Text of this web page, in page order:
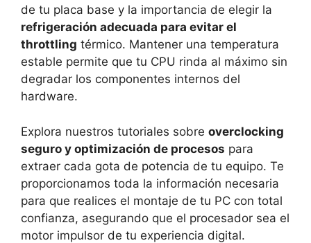
de tu placa base y la importancia de elegir la
refrigeración adecuada para evitar el
throttling térmico. Mantener una temperatura
estable permite que tu CPU rinda al máximo sin
degradar los componentes internos del
hardware.
Explora nuestros tutoriales sobre overclocking
seguro y optimización de procesos para
extraer cada gota de potencia de tu equipo. Te
proporcionamos toda la información necesaria
para que realices el montaje de tu PC con total
confianza, asegurando que el procesador sea el
motor impulsor de tu experiencia digital.